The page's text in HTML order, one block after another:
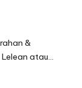
&
atau…